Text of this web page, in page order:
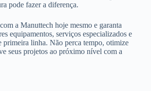
pode fazer a diferença.
a Manuttech hoje mesmo e garanta
equipamentos, serviços especializados e
primeira linha. Não perca tempo, otimize
seus projetos ao próximo nível com a